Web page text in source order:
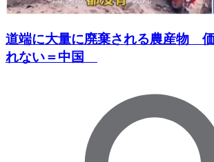
道端に大量に廃棄される農産物
れない＝中国